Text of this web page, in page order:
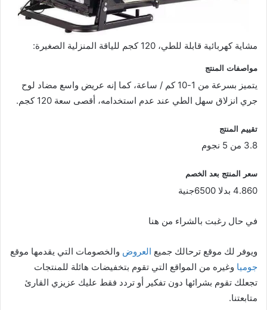
مشاية كهربائية قابلة للطي، 120 كجم للياقة المنزلية الصغيرة:
مواصفات المنتج
يتميز بسرعة من 1-10 كم / ساعة، كما إنه عريض واسع مضاد لوح
جري انزلاق سهل الطي عند عدم استخدامه، أقصى سعة 120 كجم.
تقييم المنتج
3.8 من 5 نجوم
سعر المنتج بعد الخصم
4.860 بدلا 6500جنية
في حال رغبت بالشراء من هنا
ويوفر لك موقع ترحالك جميع العروض والخصومات التي يقدمها موقع
جوميا وغيره من المواقع التي تقوم بتخفيضات هائلة للمنتجات
تجعلك تقوم بشرائها دون تفكير أو تردد فقط عليك عزيزي القارئ
متابعتنا.